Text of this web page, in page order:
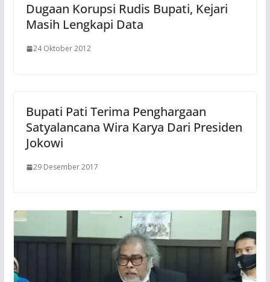
Dugaan Korupsi Rudis Bupati, Kejari
Masih Lengkapi Data
24 Oktober 2012
Bupati Pati Terima Penghargaan
Satyalancana Wira Karya Dari Presiden
Jokowi
29 Desember 2017